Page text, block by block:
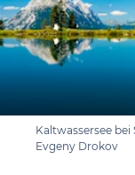
Kaltwassersee
Evgeny Drokov